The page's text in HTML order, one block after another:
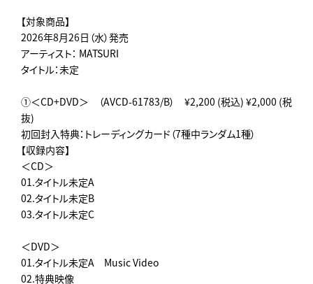
【対象商品】
2026年8月26日（水）発売
アーティスト： MATSURI
タイトル：未定
①＜CD+DVD＞ （AVCD-61783/B） ¥2,200 (税込) ¥2,000 (税
抜)
初回封入特典：トレーディングカード（7種中ランダム1種）
【収録内容】
＜CD＞
01.タイトル未定A
02.タイトル未定B
03.タイトル未定C
＜DVD＞
01.タイトル未定A Music Video
02.特典映像